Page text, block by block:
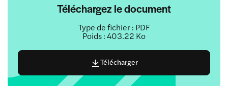
Téléchargez le document
Type de fichier : PDF
Poids : 403.22 Ko
Télécharger